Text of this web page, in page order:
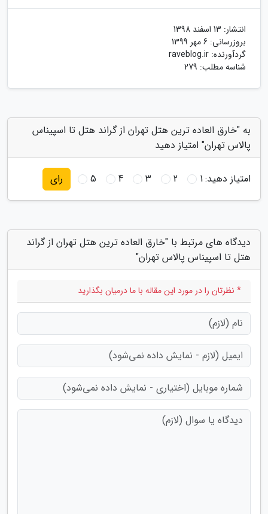
انتشار: 13 اسفند 1398
بروزرسانی: 6 مهر 1399
گردآورنده: raveblog.ir
شناسه مطلب: 279
به "خارق العاده ترین هتل تهران از گراند هتل تا اسپیناس
پالاس تهران" امتیاز دهید
امتیاز دهید:1
2
3
4
5 رای
دیدگاه های مرتبط با "خارق العاده ترین هتل تهران از گراند
هتل تا اسپیناس پالاس تهران"
* نظرتان را در مورد این مقاله با ما درمیان بگذارید